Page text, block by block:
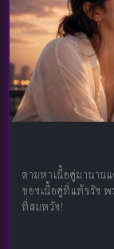
ตามหาเนื้อคู่มานาน
ของเนื้อคู่ที่แท้จริง พ
ที่สมหวัง!